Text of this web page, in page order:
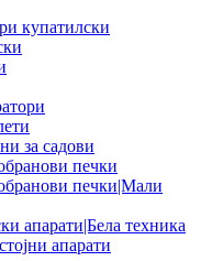
купатилски
за садови
печки
печки|Мали
апарати|Бела техника
апарати